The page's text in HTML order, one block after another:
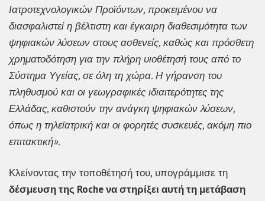
Ιατροτεχνολογικών Προϊόντων, προκειμένου να
διασφαλιστεί η βέλτιστη και έγκαιρη διαθεσιμότητα των
ψηφιακών λύσεων στους ασθενείς, καθώς και πρόσθετη
χρηματοδότηση για την πλήρη υιοθέτησή τους από το
Σύστημα Υγείας, σε όλη τη χώρα. Η γήρανση του
πληθυσμού και οι γεωγραφικές ιδιαιτερότητες της
Ελλάδας, καθιστούν την ανάγκη ψηφιακών λύσεων,
όπως η τηλεϊατρική και οι φορητές συσκευές, ακόμη πιο
επιτακτική».
Κλείνοντας την τοποθέτησή του, υπογράμμισε τη
δέσμευση της Roche να στηρίξει αυτή τη μετάβαση